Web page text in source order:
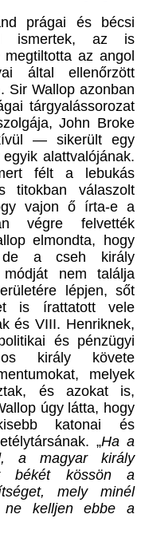
prágai és bécsi
ismertek, az is
az angol
által ellenőrzött
Sir Wallop azonban
tárgyalássorozat
John Broke
— sikerült egy
alattvalójának.
félt a lebukás
titokban válaszolt
vajon ő írta-e a
végre felvették
elmondta, hogy
a cseh király
nem találja
lépjen, sőt
is írattatott vele
és VIII. Henriknek,
és pénzügyi
király követe
melyek
és azokat is,
úgy látta, hogy
katonai és
„Ha a
a magyar király
békét kössön a
mely minél
ne kelljen ebbe a